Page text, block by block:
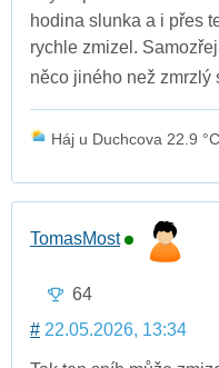
hodina slunka a i přes
rychle zmizel.
něco jiného než zmrzlý
Háj u Duchcova 22.9
TomasMost
64
# 22.05.2026, 13:34